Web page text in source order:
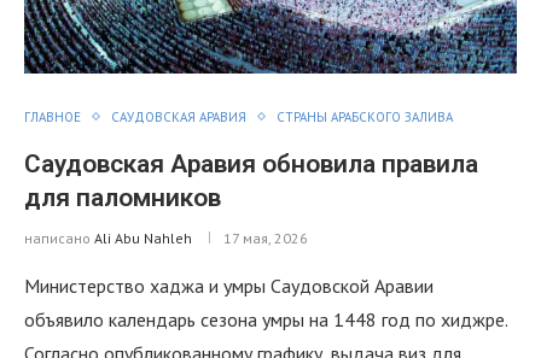
ГЛАВНОЕ САУДОВСКАЯ АРАВИЯ СТРАНЫ АРАБСКОГО ЗАЛИВА
Саудовская Аравия обновила правила
для паломников
написано Ali Abu Nahleh 17 мая, 2026
Министерство хаджа и умры Саудовской Аравии
объявило календарь сезона умры на 1448 год по хиджре.
Согласно опубликованному графику, выдача виз для